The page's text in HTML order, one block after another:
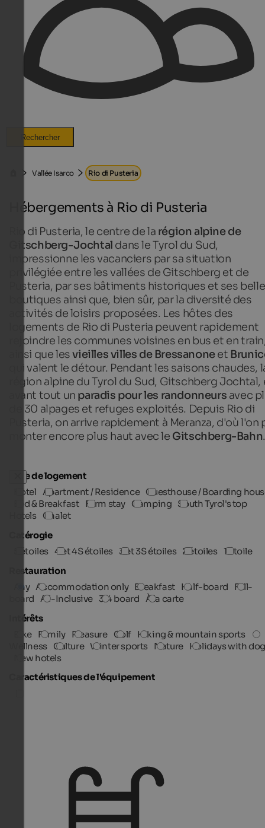
Rechercher
Vallée Isarco Rio di Pusteria
Hébergements à Rio di Pusteria
Rio di Pusteria, le centre de la région alpine de
Gitschberg-Jochtal dans le Tyrol du Sud,
impressionne les vacanciers par sa situation
privilégiée entre les vallées de Gitschberg et de
Pusteria, par ses bâtiments historiques et ses
boutiques ainsi que, bien sûr, par la diversité des
activités de loisirs proposées. Les hôtes des
logements de Rio di Pusteria peuvent rapidement
rejoindre les communes voisines en bus et en
ainsi que lesvieilles villes de Bressanoneet
qui valent le détour. Pendant les saisons chaudes,
région alpine du Tyrol du Sud, Gitschberg Jochtal,
avant tout un paradis pour les randonneurs avec
de 30 alpages et refuges exploités. Depuis Rio di
Pusteria, on arrive rapidement à Meranza, d'où l'on
monter encore plus haut avec le Gitschberg-Bahn.
Type de logement
Hotel Apartment / Residence Guesthouse / Boarding
Bed & Breakfast Farm stay Camping South Tyrol's top
Hotels Chalet
Catérogie
5 étoiles 4 et 4S étoiles 3 et 3S étoiles 2 étoiles 1 étoile
Restauration
Any Accommodation only Breakfast Half-board
Full-
board All-Inclusive 3/4 board À la carte
Intérêts
Bike Family Pleasure Golf Hiking & mountain sports
Wellness Culture Winter sports Nature Holidays with
New hotels
Caractéristiques de l'équipement